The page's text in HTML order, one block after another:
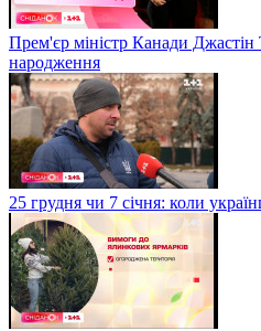
Прем'єр міністр Канади Джастін
народження
25 грудня чи 7 січня: коли